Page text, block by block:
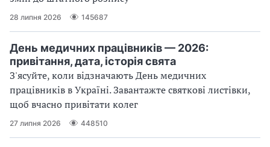
28 липня 2026 145687
День медичних працівників — 2026:
привітання, дата, історія свята
З'ясуйте, коли відзначають День медичних
працівників в Україні. Завантажте святкові листівки,
щоб вчасно привітати колег
27 липня 2026 448510